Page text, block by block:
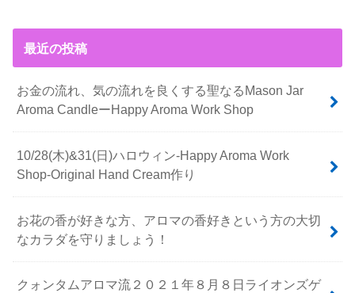
最近の投稿
お金の流れ、気の流れを良くする聖なるMason Jar
Aroma CandleーHappy Aroma Work Shop
10/28(木)&31(日)ハロウィン-Happy Aroma Work
Shop-Original Hand Cream作り
お花の香が好きな方、アロマの香好きという方の大切
なカラダを守りましょう！
クォンタムアロマ流２０２１年８月８日ライオンズゲ